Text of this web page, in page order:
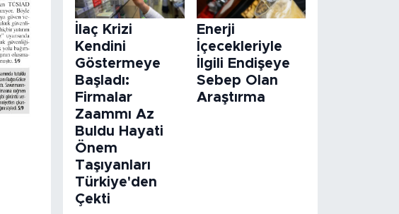
İlaç Krizi
Kendini
Göstermeye
Başladı:
Firmalar
Zaammı Az
Buldu Hayati
Önem
Taşıyanları
Türkiye'den
Çekti
Enerji
İçecekleriyle
İlgili Endişeye
Sebep Olan
Araştırma